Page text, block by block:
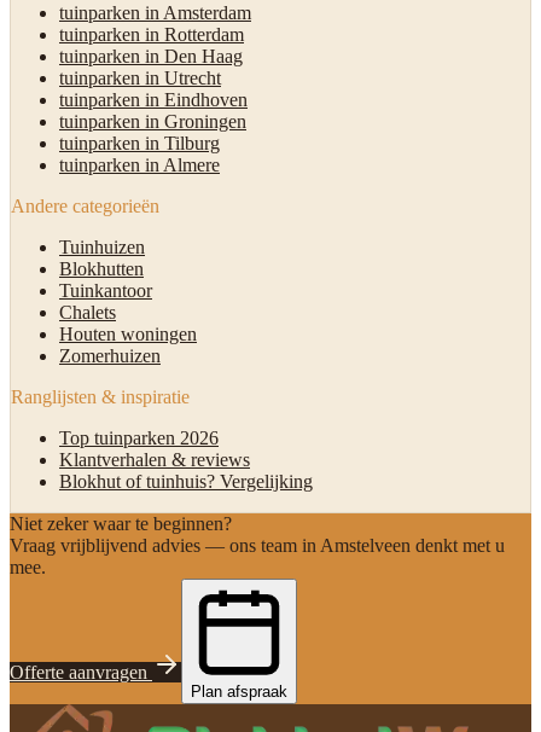
tuinparken in Amsterdam
tuinparken in Rotterdam
tuinparken in Den Haag
tuinparken in Utrecht
tuinparken in Eindhoven
tuinparken in Groningen
tuinparken in Tilburg
tuinparken in Almere
Andere categorieën
Tuinhuizen
Blokhutten
Tuinkantoor
Chalets
Houten woningen
Zomerhuizen
Ranglijsten & inspiratie
Top tuinparken 2026
Klantverhalen & reviews
Blokhut of tuinhuis? Vergelijking
Niet zeker waar te beginnen?
Vraag vrijblijvend advies — ons team in Amstelveen denkt met u
mee.
Offerte aanvragen
Plan afspraak